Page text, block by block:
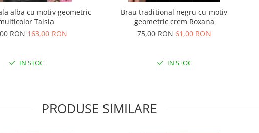
alba cu motiv geometric
Taisia
RON163,00 RON
IN STOC
Brau traditional negru cu motiv
geometric crem Roxana
75,00 RON61,00 RON
IN STOC
PRODUSE SIMILARE